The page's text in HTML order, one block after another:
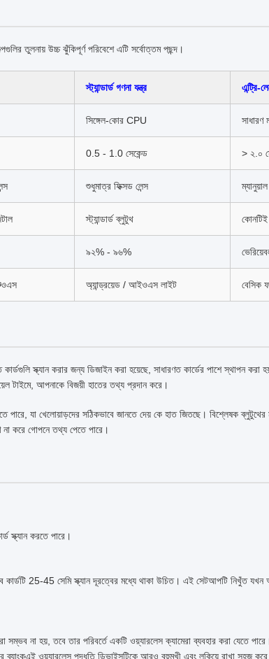
তুলনায় উচ্চ ঝুঁকিপূর্ণ পরিবেশে এটি সর্বোত্তম পছন্দ।
স্ট্যান্ডার্ড গণনা যন্ত্র এন্ট্রি-
সিঙ্গেল-কোর CPU সাধারণ
0.5 - 1.0 সেকেন্ড > ২.০
শুধুমাত্র ফিক্সড লেন্স
স্ট্যান্ডার্ড ব্লুটুথ কোনটিই
৯২% - ৯৬%
ওএস অ্যান্ড্রয়েড / আইওএস লাইট বেসিক
স্ক্যান করার জন্য ডিজাইন করা হয়েছে, সাধারণত কার্ডের পাশে স্থাপন করা
টাইমে, আপনাকে বিজয়ী হাতের তথ্য প্রদান করে।
যা খেলোয়াড়দের সঠিকভাবে জানতে দেয় কে হাত জিতছে। বিশ্লেষক ব্লুটুথের
করে গোপনে তথ্য পেতে পারে।
স্ক্যান করতে পারে।
কার্ডটি 25-45 সেমি স্ক্যান দূরত্বের মধ্যে থাকা উচিত। এই সেটআপটি নিখুঁত যখন
সম্ভব না হয়, তবে তার পরিবর্তে একটি ওয়্যারলেস ক্যামেরা ব্যবহার করা যেতে
ব্যাংকএই ওয়্যারলেস পদ্ধতি ডিভাইসটিকে আরও বহুমুখী এবং লুকিয়ে রাখা সহজ